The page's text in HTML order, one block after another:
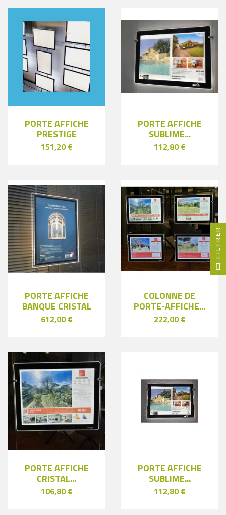
PORTE AFFICHE
PRESTIGE
151,20 €
PORTE AFFICHE
SUBLIME...
112,80 €
PORTE AFFICHE
BANQUE CRISTAL
612,00 €
COLONNE DE
PORTE-AFFICHE...
222,00 €
PORTE AFFICHE
CRISTAL...
106,80 €
PORTE AFFICHE
SUBLIME...
112,80 €
FILTRER